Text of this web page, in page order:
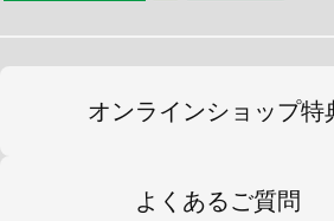
ます。オンラインショップ特
よくあるご質問